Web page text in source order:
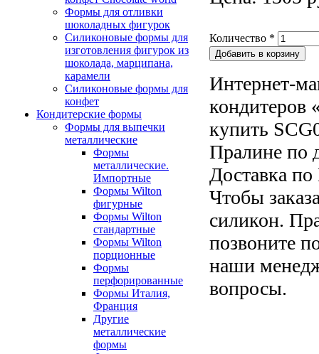
Формы для отливки
шоколадных фигурок
Силиконовые формы для
изготовления фигурок из
шоколада, марципана,
карамели
Силиконовые формы для
конфет
Кондитерские формы
Формы для выпечки
металлические
Формы
металлические.
Импортные
Формы Wilton
фигурные
Формы Wilton
стандартные
Формы Wilton
порционные
Формы
перфорированные
Формы Италия,
Франция
Другие
металлические
формы
Количество *
Интернет-
кондитеров
купить
Пралине по
Доставка
Чтобы
силикон.
позвоните
наши
вопросы.